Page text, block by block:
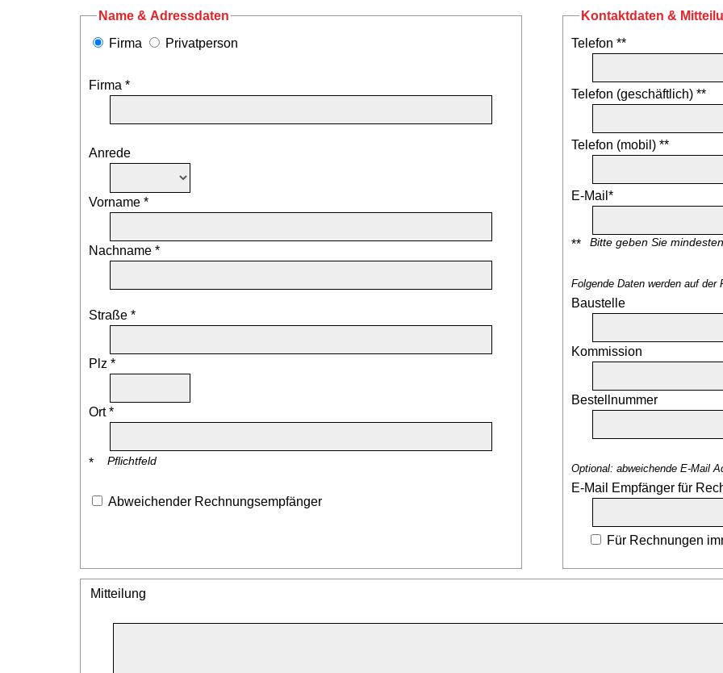
Name & Adressdaten
Firma
Privatperson
Firma *
Anrede
Vorname *
Nachname *
Straße *
Plz *
Ort *
* Pflichtfeld
Abweichender Rechnungsempfänger
Kontaktdaten &
Telefon **
Telefon (geschäftlich) **
Telefon (mobil) **
E-Mail*
** Bitte geben Sie
Folgende Daten werden auf der
Baustelle
Kommission
Bestellnummer
Optional: abweichende E-Mail
E-Mail Empfänger für
Für Rechnungen
Mitteilung